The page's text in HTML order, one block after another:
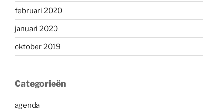
februari 2020
januari 2020
oktober 2019
Categorieën
agenda